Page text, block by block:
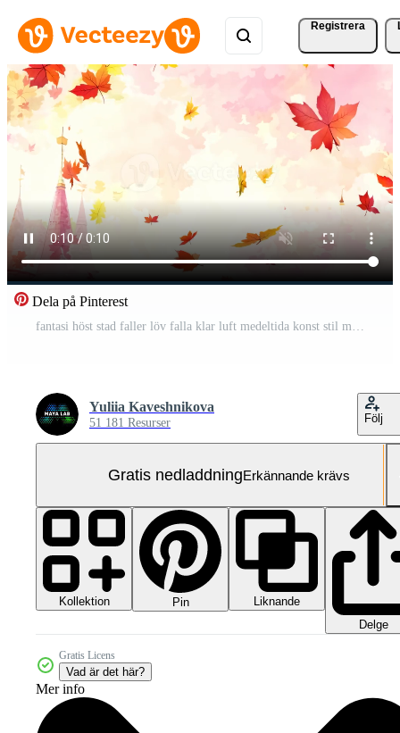
Registrera
Dela på Pinterest
fantasi höst stad faller löv falla klar luft medeltida konst stil morgon- dimma soluppgång slott torn Europa stad gata kullersten halloween oktober gammal skön hus semester Gratis Video
Yuliia Kaveshnikova
51 181 Resurser Följ
Gratis nedladdningErkännande krävs
Kollektion Pin
Liknande
Delge
Gratis Licens
Vad är det här?
Mer info